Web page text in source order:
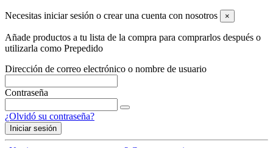
Necesitas iniciar sesión o crear una cuenta con nosotros ×
Añade productos a tu lista de la compra para comprarlos después o
utilizarla como Prepedido
Dirección de correo electrónico o nombre de usuario
Contraseña
¿Olvidó su contraseña?
Iniciar sesión